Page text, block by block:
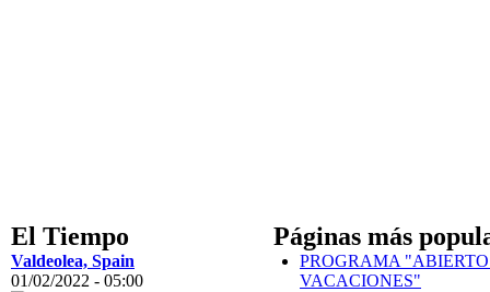
El Tiempo
Valdeolea, Spain
01/02/2022 - 05:00
Páginas más
PROGRAMA "ABIERTO
VACACIONES"